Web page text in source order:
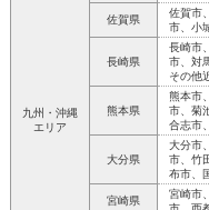
九州・沖縄
エリア
佐賀県
佐賀市
市、小
長崎県
長崎市
市、対
その他
熊本県
熊本市
市、菊
合志市
大分県
大分市
市、竹
布市、
宮崎県
宮崎市